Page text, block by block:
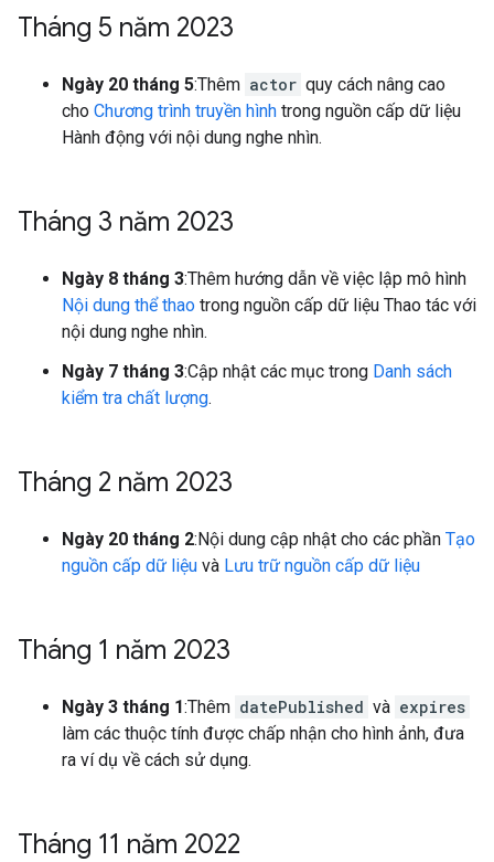
Tháng 5 năm 2023
Ngày 20 tháng 5:Thêm actor quy cách nâng cao
cho Chương trình truyền hình trong nguồn cấp dữ liệu
Hành động với nội dung nghe nhìn.
Tháng 3 năm 2023
Ngày 8 tháng 3:Thêm hướng dẫn về việc lập mô hình
Nội dung thể thao trong nguồn cấp dữ liệu Thao tác với
nội dung nghe nhìn.
Ngày 7 tháng 3:Cập nhật các mục trong Danh sách
kiểm tra chất lượng.
Tháng 2 năm 2023
Ngày 20 tháng 2:Nội dung cập nhật cho các phần Tạo
nguồn cấp dữ liệu và Lưu trữ nguồn cấp dữ liệu
Tháng 1 năm 2023
Ngày 3 tháng 1:Thêm datePublished và expires
làm các thuộc tính được chấp nhận cho hình ảnh, đưa
ra ví dụ về cách sử dụng.
Tháng 11 năm 2022